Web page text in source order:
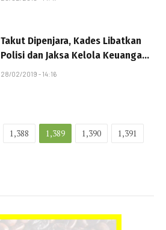
Takut Dipenjara, Kades Libatkan
Polisi dan Jaksa Kelola Keuangan
Desa
28/02/2019 - 14:16
1,388 1,389 1,390
1,391